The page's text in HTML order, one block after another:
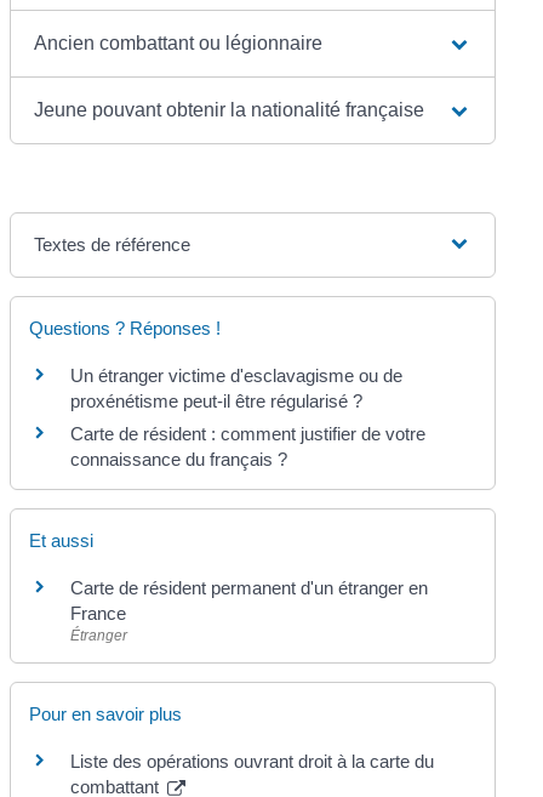
Ancien combattant ou légionnaire
Jeune pouvant obtenir la nationalité française
Textes de référence
Questions ? Réponses !
Un étranger victime d'esclavagisme ou de
proxénétisme peut-il être régularisé ?
Carte de résident : comment justifier de votre
connaissance du français ?
Et aussi
Carte de résident permanent d'un étranger en
France
Étranger
Pour en savoir plus
Liste des opérations ouvrant droit à la carte du
combattant